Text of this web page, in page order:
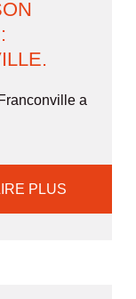
a
PLUS